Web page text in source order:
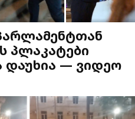
პლაკატები
დაუხია — ვიდეო